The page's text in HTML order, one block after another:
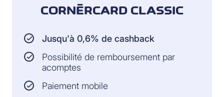
CORNÈRCARD CLASSIC
Jusqu'à 0,6% de cashback
Possibilité de remboursement par
acomptes
Paiement mobile